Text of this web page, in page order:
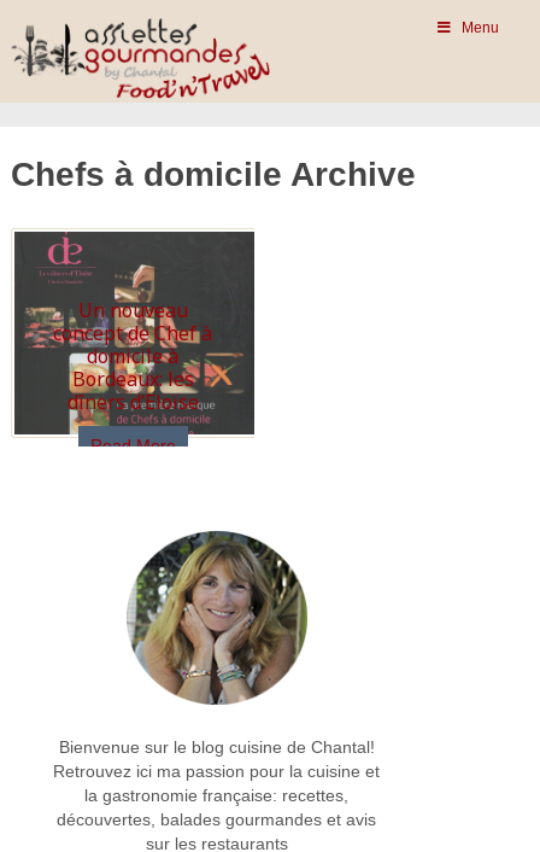
Menu
Chefs à domicile Archive
Un nouveau
concept de Chef à
domicile à
Bordeaux: les
dîners d’Eloïse
Read More
Bienvenue sur le blog cuisine de Chantal!
Retrouvez ici ma passion pour la cuisine et
la gastronomie française: recettes,
découvertes, balades gourmandes et avis
sur les restaurants